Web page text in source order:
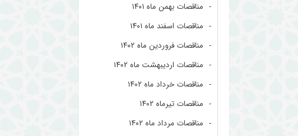
مناقصات بهمن ماه ۱۴۰۱
مناقصات اسفند ماه ۱۴۰۱
مناقصات فروردین ماه ۱۴۰۲
مناقصات اردیبهشت ماه ۱۴۰۲
مناقصات خرداد ماه ۱۴۰۲
مناقصات تیرماه ۱۴۰۲
مناقصات مرداد ماه ۱۴۰۲